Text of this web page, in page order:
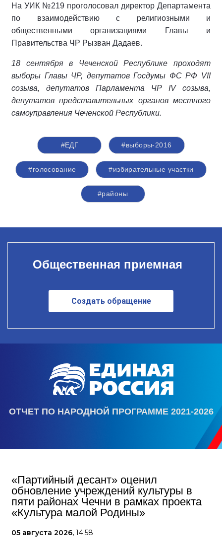
На УИК №219 проголосовал директор Департамента
по взаимодействию с религиозными и
общественными организациями Главы и
Правительства ЧР Рызван Дадаев.
18 сентября в Чеченской Республике проходят
выборы Главы ЧР, депутатов Госдумы ФС РФ VII
созыва, депутатов Парламента ЧР IV созыва,
депутатов представительных органов местного
самоуправления Чеченской Республики.
#ЕДГ #выборы-2016
#голосование #избирательные участки
#районы
Общественная приемная
Создать обращение
ОТЧЕТ ПО НАРОДНОЙ ПРОГРАММЕ 2021-2026
«Партийный десант» оценил
обновление учреждений культуры в
пяти районах Чечни в рамках проекта
«Культура малой Родины»
05 августа 2026, 14:58